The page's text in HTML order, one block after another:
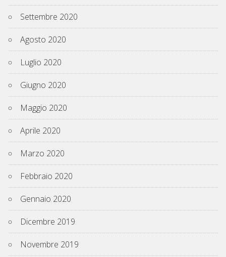
Settembre 2020
Agosto 2020
Luglio 2020
Giugno 2020
Maggio 2020
Aprile 2020
Marzo 2020
Febbraio 2020
Gennaio 2020
Dicembre 2019
Novembre 2019